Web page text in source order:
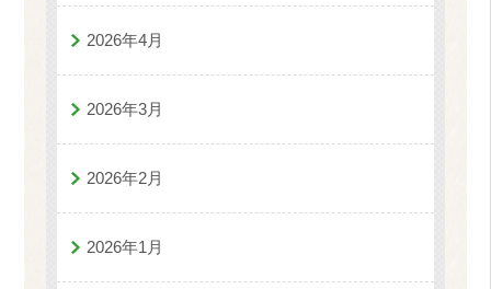
2026年4月
2026年3月
2026年2月
2026年1月